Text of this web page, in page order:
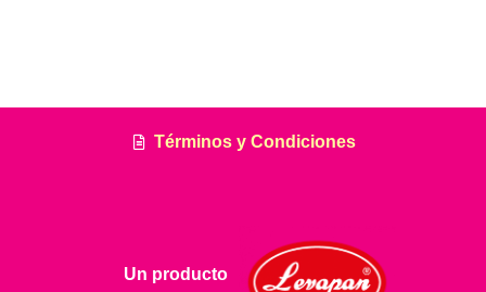
Términos y Condiciones
Un producto